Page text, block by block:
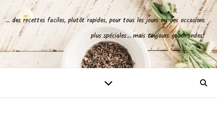
… des recettes faciles, plutôt rapides, pour tous les jours ou des occasions
plus spéciales… mais toujours gourmandes!